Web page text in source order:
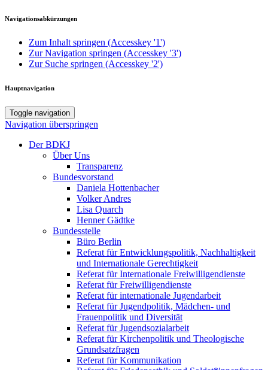
Navigationsabkürzungen
Zum Inhalt springen (Accesskey '1')
Zur Navigation springen (Accesskey '3')
Zur Suche springen (Accesskey '2')
Hauptnavigation
Toggle navigation
Navigation überspringen
Der BDKJ
Über Uns
Transparenz
Bundesvorstand
Daniela Hottenbacher
Volker Andres
Lisa Quarch
Henner Gädtke
Bundesstelle
Büro Berlin
Referat für Entwicklungspolitik, Nachhaltigkeit
und Internationale Gerechtigkeit
Referat für Internationale Freiwilligendienste
Referat für Freiwilligendienste
Referat für internationale Jugendarbeit
Referat für Jugendpolitik, Mädchen- und
Frauenpolitik und Diversität
Referat für Jugendsozialarbeit
Referat für Kirchenpolitik und Theologische
Grundsatzfragen
Referat für Kommunikation